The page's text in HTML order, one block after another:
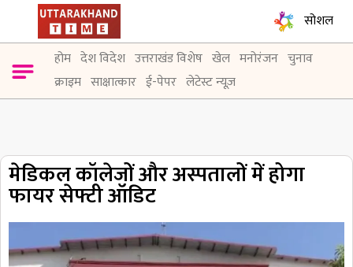
सोशल
होम देश विदेश उत्तराखंड विशेष खेल मनोरंजन चुनाव
क्राइम साक्षात्कार ई-पेपर लेटेस्ट न्यूज़
मेडिकल कॉलेजों और अस्पतालों में होगा
फायर सेफ्टी ऑडिट